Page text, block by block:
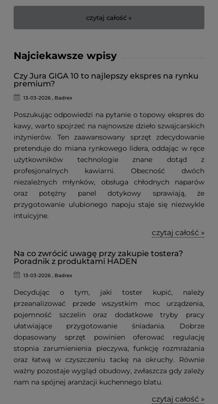
czytaj całość »
Najciekawsze wpisy
Czy Jura GIGA 10 to najlepszy ekspres na rynku
premium?
13-03-2026 , Badrex
Poszukując odpowiedzi na pytanie o topowy ekspres do
kawy, warto spojrzeć na najnowsze dzieło szwajcarskich
inżynierów. Ten zaawansowany sprzęt zdecydowanie
pretenduje do miana rynkowego lidera, oddając w ręce
użytkowników technologie znane dotąd z
profesjonalnych kawiarni. Obecność dwóch
niezależnych młynków, obsługa chłodnych naparów
oraz potężny panel dotykowy sprawiają, że
przygotowanie ulubionego napoju staje się niezwykle
intuicyjne.
czytaj całość »
Na co zwrócić uwagę przy zakupie tostera?
Poradnik z produktami HADEN
13-03-2026 , Badrex
Decydując o tym, jaki toster kupić, należy
przeanalizować przede wszystkim moc urządzenia,
pojemność szczelin oraz dodatkowe tryby pracy
ułatwiające przygotowanie śniadania. Dobrze
dopasowany sprzęt powinien oferować regulację
stopnia zarumienienia pieczywa, funkcję rozmrażania
oraz łatwą w czyszczeniu tackę na okruchy. Równie
ważny pozostaje wygląd obudowy, zwłaszcza gdy zależy
nam na spójnej aranżacji kuchennego blatu.
czytaj całość »